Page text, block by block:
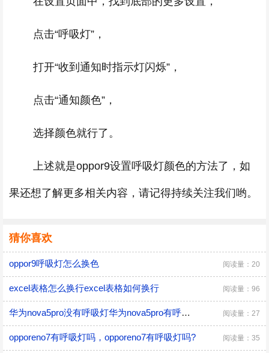
点击“呼吸灯”，
打开“收到通知时指示灯闪烁”，
点击“通知颜色”，
选择颜色就行了。
上述就是oppor9设置呼吸灯颜色的方法了，如
果还想了解更多相关内容，请记得持续关注我们哟。
猜你喜欢
oppor9呼吸灯怎么换色 阅读量：20
excel表格怎么换行excel表格如何换行 阅读量：96
华为nova5pro没有呼吸灯华为nova5pro有呼吸灯吗 阅读量：27
opporeno7有呼吸灯吗，opporeno7有呼吸灯吗? 阅读量：35